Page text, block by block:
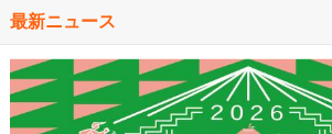
最新ニュース